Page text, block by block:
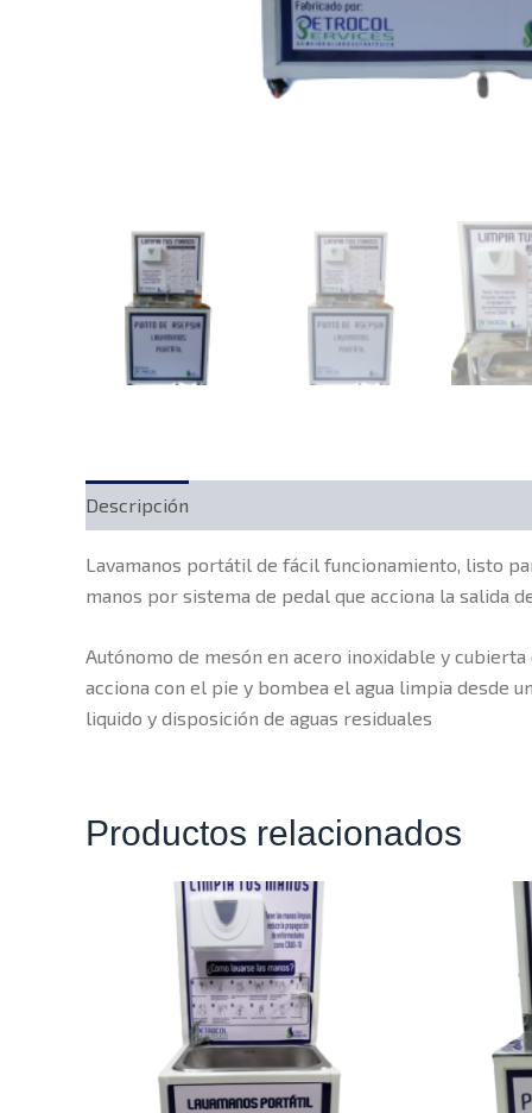
Descripción
Lavamanos portátil de fácil funcionamiento, listo
manos por sistema de pedal que acciona la salida
Autónomo de mesón en acero inoxidable y
acciona con el pie y bombea el agua limpia desde
liquido y disposición de aguas residuales
Productos relacionados